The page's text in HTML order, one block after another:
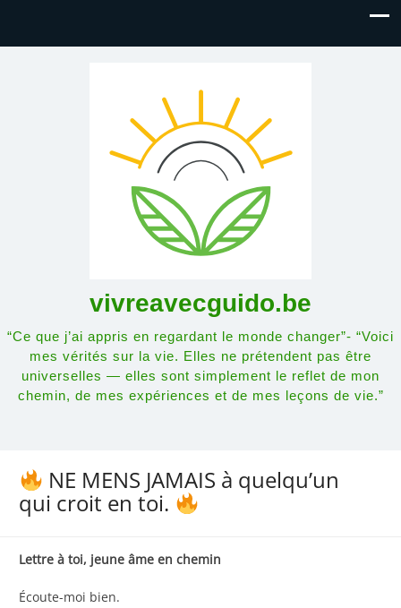
vivreavecguido.be
“Ce que j’ai appris en regardant le monde changer”- “Voici
mes vérités sur la vie. Elles ne prétendent pas être
universelles — elles sont simplement le reflet de mon
chemin, de mes expériences et de mes leçons de vie.”
NE MENS JAMAIS à quelqu’un
qui croit en toi.
Lettre à toi, jeune âme en chemin
Écoute-moi bien.